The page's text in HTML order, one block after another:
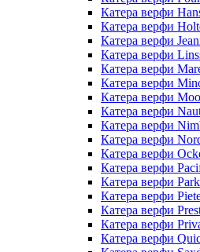
Катера верфи
Катера верфи
Катера верфи
Катера верфи
Катера верфи
Катера верфи
Катера верфи
Катера верфи
Катера верфи
Катера верфи
Катера верфи
Катера верфи
Катера верфи
Катера верфи
Катера верфи
Катера верфи
Катера верфи